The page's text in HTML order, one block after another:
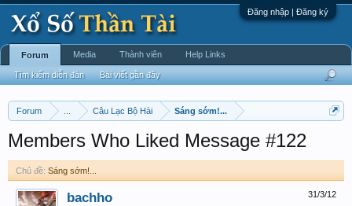
Đăng nhập | Đăng ký
Forum Câu Lạc Bộ Hài Sáng sớm!...
Members Who Liked Message #122
Chủ đề: Sáng sớm!...
31/3/12
bachho
Forum
Tìm kiếm diễn đàn Bài viết gần đây
Media Thành viên Help Links